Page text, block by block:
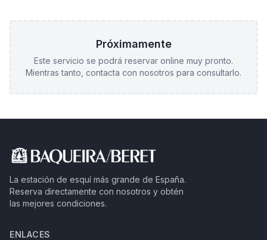
Próximamente
Este servicio se podrá reservar online muy pronto.
Mientras tanto, contacta con nosotros para consultarlo.
La estación de esquí más grande de España.
Reserva directamente con nosotros y obtén
las mejores condiciones.
ENLACES